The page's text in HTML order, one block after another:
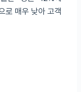
로 매우 낮아 고객